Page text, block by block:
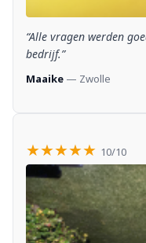
“Alle vragen werden
bedrijf.”
Maaike — Zwolle
★★★★★ 10/10